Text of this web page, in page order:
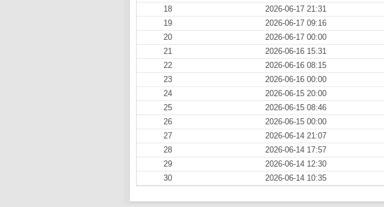
18
2026-06-17 21:31
19
2026-06-17 09:16
20
2026-06-17 00:00
21
2026-06-16 15:31
22
2026-06-16 08:15
23
2026-06-16 00:00
24
2026-06-15 20:00
25
2026-06-15 08:46
26
2026-06-15 00:00
27
2026-06-14 21:07
28
2026-06-14 17:57
29
2026-06-14 12:30
30
2026-06-14 10:35